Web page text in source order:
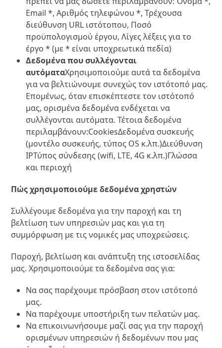
Email *, Αριθμός τηλεφώνου *, Τρέχουσα
διεύθυνση URL ιστότοπου, Ποσό
προϋπολογισμού έργου, Λίγες λέξεις για το
έργο * (με * είναι υποχρεωτικά πεδία)
Δεδομένα που συλλέγονται
αυτόματαΧρησιμοποιούμε αυτά τα δεδομένα
για να βελτιώνουμε συνεχώς τον ιστότοπό μας.
Επομένως, όταν επισκέπτεστε τον ιστότοπό
μας, ορισμένα δεδομένα ενδέχεται να
συλλέγονται αυτόματα. Τέτοια δεδομένα
περιλαμβάνουν:CookiesΔεδομένα συσκευής
(μοντέλο συσκευής, τύπος OS κ.λπ.)Διεύθυνση
IPΤύπος σύνδεσης (wifi, LTE, 4G κ.λπ.)Γλώσσα
και περιοχή
Πώς χρησιμοποιούμε δεδομένα χρηστών
Συλλέγουμε δεδομένα για την παροχή και τη
βελτίωση των υπηρεσιών μας και για τη
συμμόρφωση με τις νομικές μας υποχρεώσεις.
Παροχή, βελτίωση και ανάπτυξη της ιστοσελίδας
μας. Χρησιμοποιούμε τα δεδομένα σας για:
Να σας παρέχουμε πρόσβαση στον ιστότοπό
μας.
Να παρέχουμε υποστήριξη των πελατών μας.
Να επικοινωνήσουμε μαζί σας για την παροχή
ορισμένων υπηρεσιών ή δεδομένων που μας